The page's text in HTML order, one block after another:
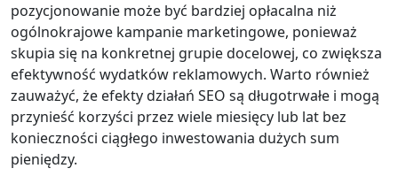
pozycjonowanie może być bardziej opłacalna niż
ogólnokrajowe kampanie marketingowe, ponieważ
skupia się na konkretnej grupie docelowej, co zwiększa
efektywność wydatków reklamowych. Warto również
zauważyć, że efekty działań SEO są długotrwałe i mogą
przynieść korzyści przez wiele miesięcy lub lat bez
konieczności ciągłego inwestowania dużych sum
pieniędzy.